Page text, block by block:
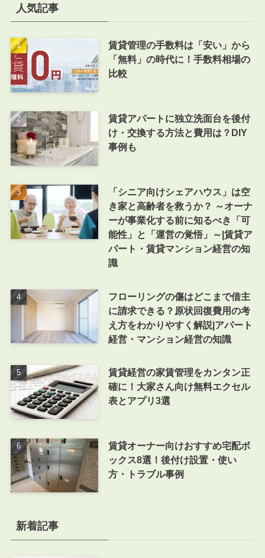
人気記事
賃貸管理の手数料は「安い」から
「無料」の時代に！手数料相場の
比較
賃貸アパートに独立洗面台を後付
け・交換する方法と費用は？DIY
事例も
「シニア向けシェアハウス」は空
き家と高齢者を救うか？ ～オーナ
ーが事業化する前に知るべき「可
能性」と「運営の覚悟」～|賃貸ア
パート・賃貸マンション経営の知
識
フローリングの傷はどこまで借主
に請求できる？原状回復費用の考
え方をわかりやすく解説|アパート
経営・マンション経営の知識
賃貸経営の家賃管理をカンタン正
確に！大家さん向け無料エクセル
表とアプリ3選
賃貸オーナー向けおすすめ宅配ボ
ックス8選！後付け設置・使い
方・トラブル事例
新着記事